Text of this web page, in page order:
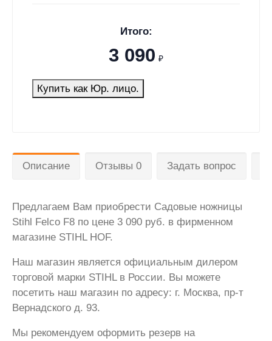
Итого:
3 090 ₽
Купить как Юр. лицо.
Описание Отзывы 0 Задать вопрос
Предлагаем Вам приобрести Садовые ножницы
Stihl Felco F8 по цене 3 090 руб. в фирменном
магазине STIHL HOF.
Наш магазин является официальным дилером
торговой марки STIHL в России. Вы можете
посетить наш магазин по адресу: г. Москва, пр-т
Вернадского д. 93.
Мы рекомендуем оформить резерв на